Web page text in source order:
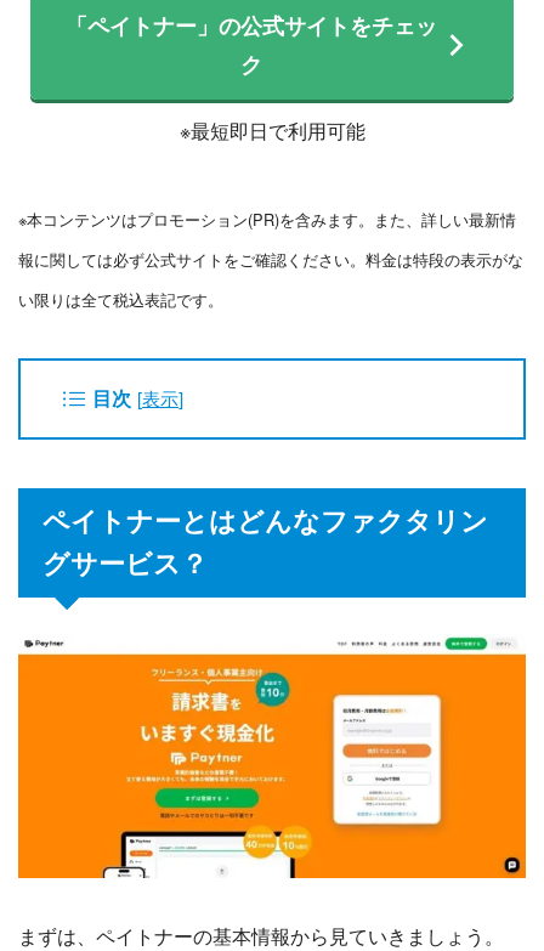
「ペイトナー」の公式サイトをチェッ
ク
※最短即日で利用可能
※本コンテンツはプロモーション(PR)を含みます。また、詳しい最新情
報に関しては必ず公式サイトをご確認ください。料金は特段の表示がな
い限りは全て税込表記です。
目次 [表示]
ペイトナーとはどんなファクタリン
グサービス？
まずは、ペイトナーの基本情報から見ていきましょう。